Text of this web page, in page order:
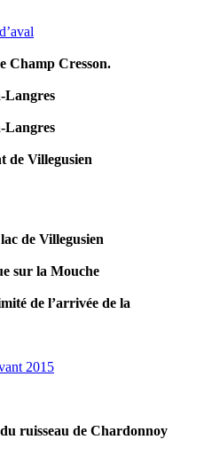
Champ Cresson.
Langres
Langres
de Villegusien
de Villegusien
sur la Mouche
de l’arrivée de la
2015
ruisseau de Chardonnoy